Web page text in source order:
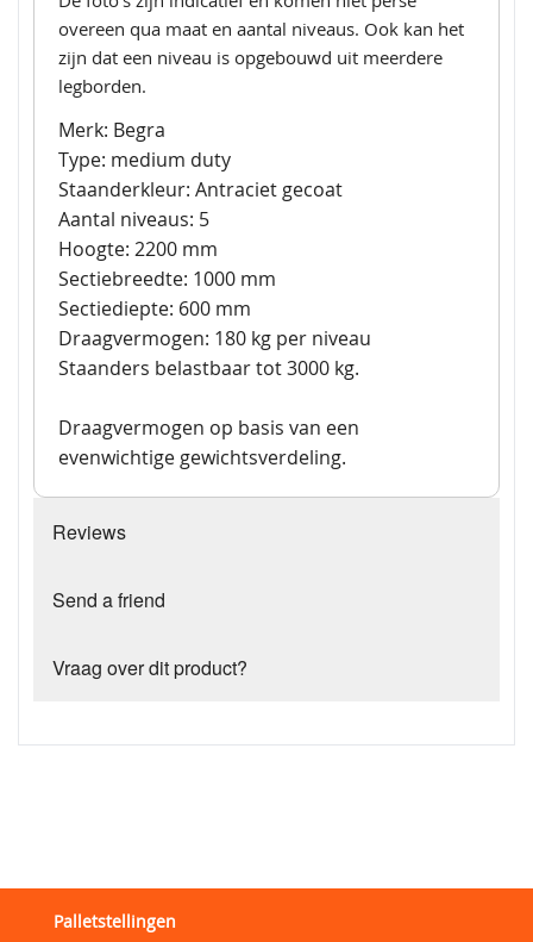
overeen qua maat en aantal niveaus. Ook kan het
zijn dat een niveau is opgebouwd uit meerdere
legborden.
Merk: Begra
Type: medium duty
Staanderkleur: Antraciet gecoat
Aantal niveaus: 5
Hoogte: 2200 mm
Sectiebreedte: 1000 mm
Sectiediepte: 600 mm
Draagvermogen: 180 kg per niveau
Staanders belastbaar tot 3000 kg.
Draagvermogen op basis van een
evenwichtige gewichtsverdeling.
Reviews
Send a friend
Vraag over dit product?
Palletstellingen